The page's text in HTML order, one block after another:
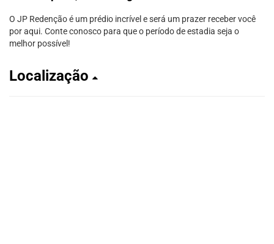
O JP Redenção é um prédio incrível e será um prazer receber você
por aqui. Conte conosco para que o período de estadia seja o
melhor possível!
Localização